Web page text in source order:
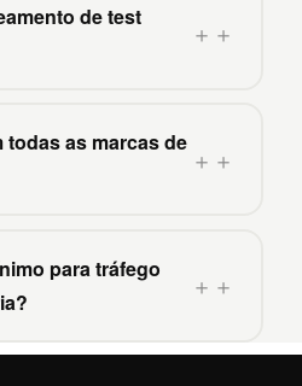
de test
＋
todas as marcas de
＋
para tráfego
＋